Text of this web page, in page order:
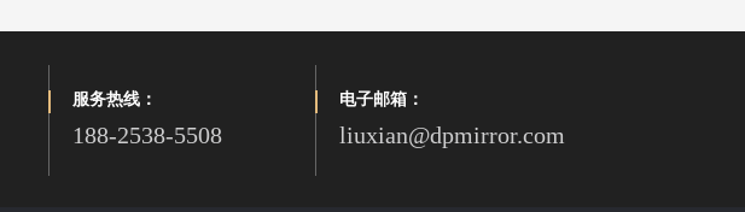
服务热线：
188-2538-5508
电子邮箱：
liuxian@dpmirror.com